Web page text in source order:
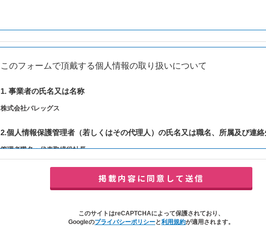
このフォームで頂戴する個人情報の取り扱いについて
1. 事業者の氏名又は名称
株式会社バレッグス
2.個人情報保護管理者（若しくはその代理人）の氏名又は職名、所属及び連絡
管理者職名：代表取締役社長
連絡先：privacy@balleggs.co.jp
（2）ご相談の対応（本人への連絡を含む）のため
（3）当サイトの各種サービスおよびサービスに関連した各種情報のメールによるご案内の
このサイトはreCAPTCHAによって保護されており、
Googleのプライバシーポリシーと利用規約が適用されます。